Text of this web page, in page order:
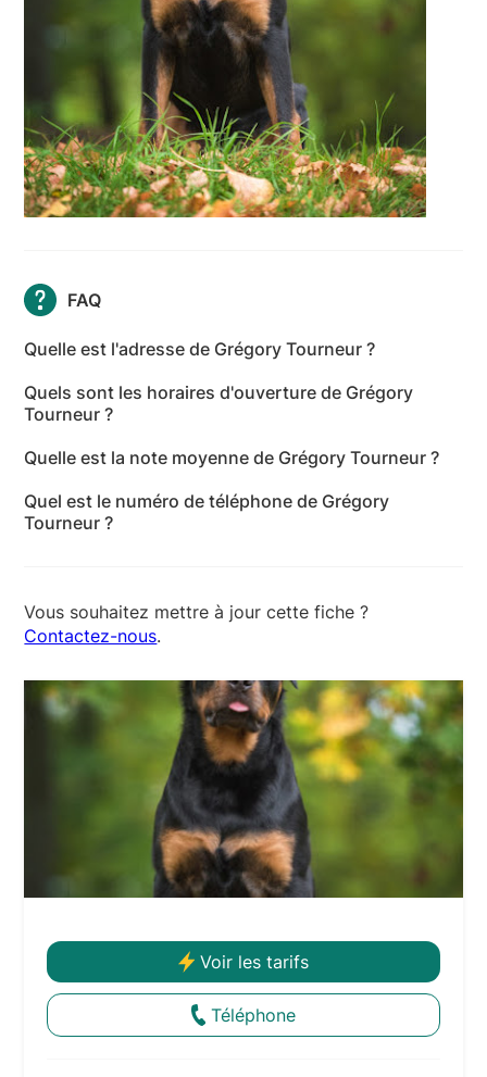
FAQ
Quelle est l'adresse de Grégory Tourneur ?
Chapelle St Remy, 72450 Lombron - Sarthe
Quels sont les horaires d'ouverture de Grégory
Tourneur ?
les suivants : lundi: Fermé - mardi: Fermé - mercredi:
Fermé - jeudi: Fermé - vendredi: Fermé - samedi:
Fermé - dimanche: Fermé
Quelle est la note moyenne de Grégory Tourneur ?
moyenne de 4,8 sur 5.
Quel est le numéro de téléphone de Grégory
Tourneur ?
Vous souhaitez mettre à jour cette fiche ?
Contactez-nous.
Voir les tarifs
Téléphone